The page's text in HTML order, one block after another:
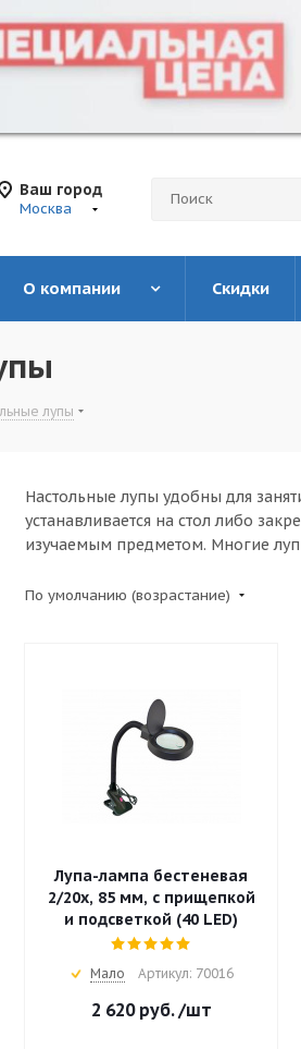
Ваш город
Москва
О компании Скидки
лупы
Настольные лупы удобны для
устанавливается на стол либо
изучаемым предметом. Многие
По умолчанию (возрастание)
Лупа-лампа бестеневая
2/20x, 85 мм, с прищепкой
и подсветкой (40 LED)
Мало Артикул: 70016
2 620руб. /шт